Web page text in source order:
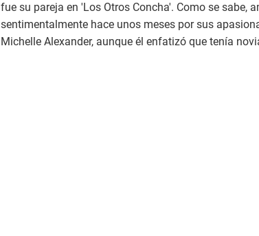
fue su pareja en 'Los Otros Concha'. Como se sabe,
sentimentalmente hace unos meses por sus
Michelle Alexander, aunque él enfatizó que tenía